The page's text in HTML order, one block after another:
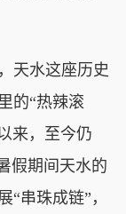
天水这座历史
的“热辣滚
来，至今仍
假期间天水的
串珠成链”，